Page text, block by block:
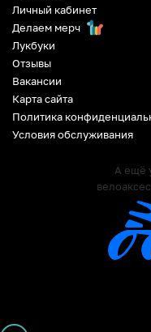
Личный кабинет
Делаем мерч
Лукбуки
Отзывы
Вакансии
Карта сайта
Политика
Условия обслуживания
А ещё